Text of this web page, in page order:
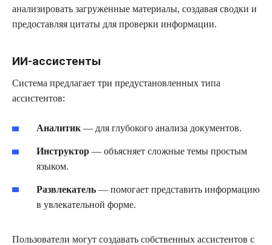
анализировать загруженные материалы, создавая сводки и
предоставляя цитаты для проверки информации.
ИИ-ассистенты
Система предлагает три предустановленных типа
ассистентов:
Аналитик — для глубокого анализа документов.
Инструктор — объясняет сложные темы простым
языком.
Развлекатель — помогает представить информацию
в увлекательной форме.
Пользователи могут создавать собственных ассистентов с